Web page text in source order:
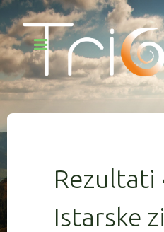
Rezultati
Istarske